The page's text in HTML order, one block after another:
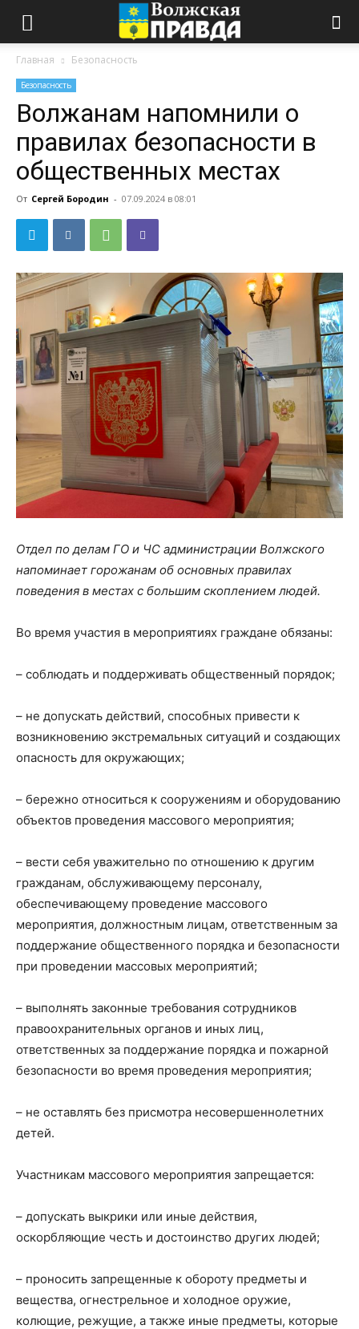
Главная Безопасность
Безопасность
Волжанам напомнили о
правилах безопасности в
общественных местах
От Сергей Бородин - 07.09.2024 в 08:01
Отдел по делам ГО и ЧС администрации Волжского
напоминает горожанам об основных правилах
поведения в местах с большим скоплением людей.
Во время участия в мероприятиях граждане обязаны:
– соблюдать и поддерживать общественный порядок;
– не допускать действий, способных привести к
возникновению экстремальных ситуаций и создающих
опасность для окружающих;
– бережно относиться к сооружениям и оборудованию
объектов проведения массового мероприятия;
– вести себя уважительно по отношению к другим
гражданам, обслуживающему персоналу,
обеспечивающему проведение массового
мероприятия, должностным лицам, ответственным за
поддержание общественного порядка и безопасности
при проведении массовых мероприятий;
– выполнять законные требования сотрудников
правоохранительных органов и иных лиц,
ответственных за поддержание порядка и пожарной
безопасности во время проведения мероприятия;
– не оставлять без присмотра несовершеннолетних
детей.
Участникам массового мероприятия запрещается:
– допускать выкрики или иные действия,
оскорбляющие честь и достоинство других людей;
– проносить запрещенные к обороту предметы и
вещества, огнестрельное и холодное оружие,
колющие, режущие, а также иные предметы, которые